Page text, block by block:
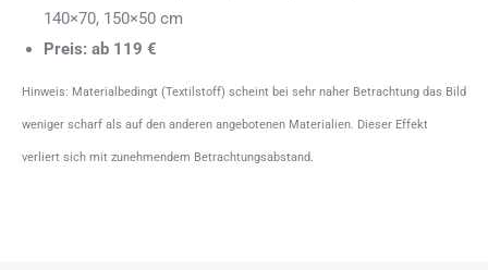
140×70, 150×50 cm
Preis: ab 119 €
Hinweis: Materialbedingt (Textilstoff) scheint bei sehr naher Betrachtung das Bild
weniger scharf als auf den anderen angebotenen Materialien. Dieser Effekt
verliert sich mit zunehmendem Betrachtungsabstand.